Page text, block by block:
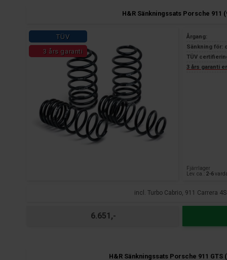
H&R Sänkningssats Porsche 911
TÜV
3 års garanti
Årgang:
Sänkning för:
TÜV
3 års garanti
Fjärrlager
Lev. ca.: 2-6
incl. Turbo Cabrio, 911 Carrera 4S
6.651,-
H&R Sänkningssats Porsche 911 GTS